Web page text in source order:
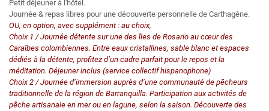
Petit déjeuner à l'hôtel.
Journée & repas libres pour une découverte personnelle de Carthagène.
OU, en option, avec supplément : au choix,
Choix 1 / Journée détente sur une des îles de Rosario au cœur des
Caraïbes colombiennes. Entre eaux cristallines, sable blanc et espaces
dédiés à la détente, profitez d’un cadre parfait pour le repos et la
méditation. Déjeuner inclus (service collectif hispanophone)
Choix 2 / Journée d’immersion auprès d’une communauté de pêcheurs
traditionnelle de la région de Barranquilla. Participation aux activités de
pêche artisanale en mer ou en lagune, selon la saison. Découverte des